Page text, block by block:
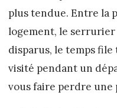
plus tendue. Entre la
logement, le serrurier
disparus, le temps
visité pendant un
vous faire perdre